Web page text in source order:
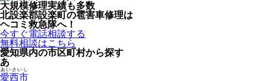
大規模修理実績も多数
北設楽郡設楽町の雹害車修理は
ヘコミ救急隊へ！
今すぐ電話相談する
無料相談はこちら
愛知県内の市区町村から探す
あ
愛西市
あいさいし